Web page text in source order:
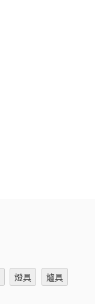
燈具 爐具